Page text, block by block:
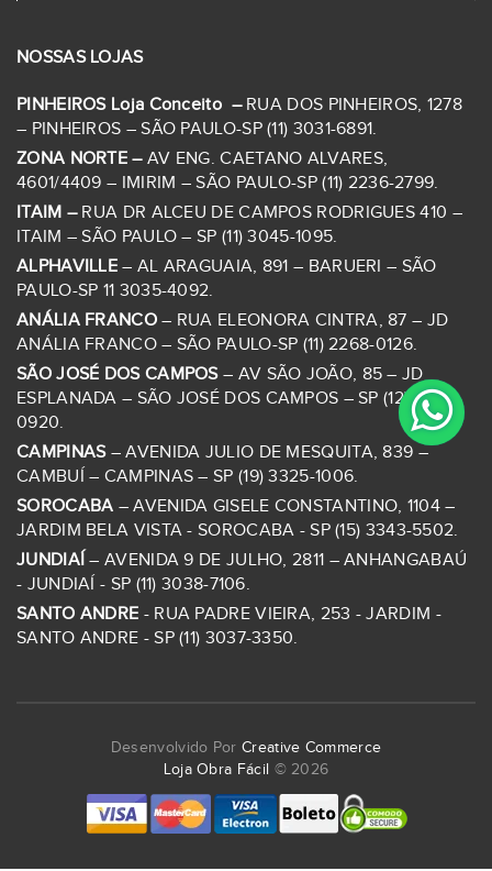
NOSSAS LOJAS
PINHEIROS Loja Conceito – RUA DOS PINHEIROS, 1278
– PINHEIROS – SÃO PAULO-SP (11) 3031-6891.
ZONA NORTE – AV ENG. CAETANO ALVARES,
4601/4409 – IMIRIM – SÃO PAULO-SP (11) 2236-2799.
ITAIM – RUA DR ALCEU DE CAMPOS RODRIGUES 410 –
ITAIM – SÃO PAULO – SP (11) 3045-1095.
ALPHAVILLE – AL ARAGUAIA, 891 – BARUERI – SÃO
PAULO-SP 11 3035-4092.
ANÁLIA FRANCO– RUA ELEONORA CINTRA, 87 – JD
ANÁLIA FRANCO – SÃO PAULO-SP (11) 2268-0126.
SÃO JOSÉ DOS CAMPOS– AV SÃO JOÃO, 85 – JD
ESPLANADA – SÃO JOSÉ DOS CAMPOS – SP (12) 3922-
0920.
CAMPINAS– AVENIDA JULIO DE MESQUITA, 839 –
CAMBUÍ – CAMPINAS – SP (19) 3325-1006.
SOROCABA – AVENIDA GISELE CONSTANTINO, 1104 –
JARDIM BELA VISTA - SOROCABA - SP (15) 3343-5502.
JUNDIAÍ – AVENIDA 9 DE JULHO, 2811 – ANHANGABAÚ
- JUNDIAÍ - SP (11) 3038-7106.
SANTO ANDRE - RUA PADRE VIEIRA, 253 - JARDIM -
SANTO ANDRE - SP (11) 3037-3350.
Desenvolvido Por Creative Commerce
Loja Obra Fácil © 2026